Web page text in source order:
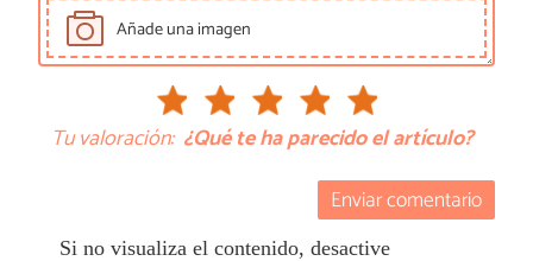
Añade una imagen
Tu valoración: ¿Qué te ha parecido el artículo?
Enviar comentario
Si no visualiza el contenido, desactive